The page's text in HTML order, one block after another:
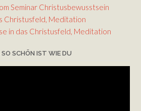
Seminar Christusbewusstsein
Christusfeld, Meditation
in das Christusfeld, Meditation
SCHÖN IST WIE DU